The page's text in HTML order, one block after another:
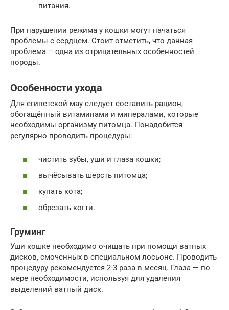
питания.
При нарушении режима у кошки могут начаться
проблемы с сердцем. Стоит отметить, что данная
проблема – одна из отрицательных особенностей
породы.
Особенности ухода
Для египетской мау следует составить рацион,
обогащённый витаминами и минералами, которые
необходимы организму питомца. Понадобится
регулярно проводить процедуры:
чистить зубы, уши и глаза кошки;
вычёсывать шерсть питомца;
купать кота;
обрезать когти.
Груминг
Уши кошке необходимо очищать при помощи ватных
дисков, смоченных в специальном лосьоне. Проводить
процедуру рекомендуется 2-3 раза в месяц. Глаза — по
мере необходимости, используя для удаления
выделений ватный диск.